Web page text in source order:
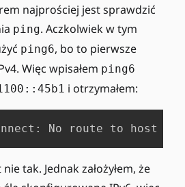
najprościej jest sprawdzić
ping. Aczkolwiek w tym
ping6, bo to pierwsze
Więc wpisałem ping6
i otrzymałem:
No route to host
tak. Jednak założyłem, że